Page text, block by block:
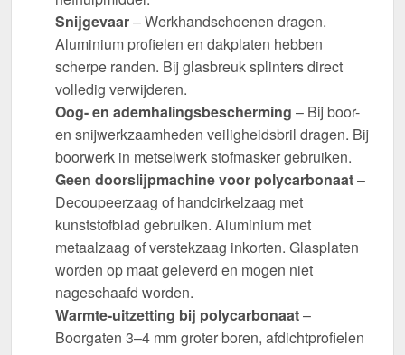
Snijgevaar– Werkhandschoenen dragen.
Aluminium profielen en dakplaten hebben
scherpe randen. Bij glasbreuk splinters direct
volledig verwijderen.
Oog- en ademhalingsbescherming – Bij boor-
en snijwerkzaamheden veiligheidsbril dragen. Bij
boorwerk in metselwerk stofmasker gebruiken.
Geen doorslijpmachine voor polycarbonaat–
Decoupeerzaag of handcirkelzaag met
kunststofblad gebruiken. Aluminium met
metaalzaag of verstekzaag inkorten. Glasplaten
worden op maat geleverd en mogen niet
nageschaafd worden.
Warmte-uitzetting bij polycarbonaat–
Boorgaten 3–4 mm groter boren, afdichtprofielen